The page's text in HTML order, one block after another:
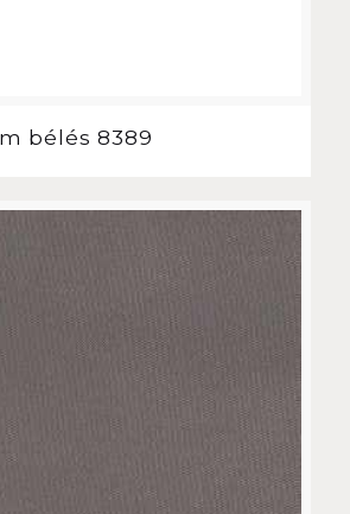
bélés 8389